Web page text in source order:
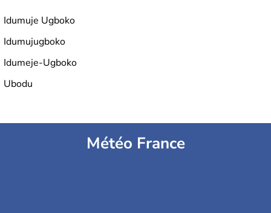
Idumuje Ugboko
Idumujugboko
Idumeje-Ugboko
Ubodu
Météo France